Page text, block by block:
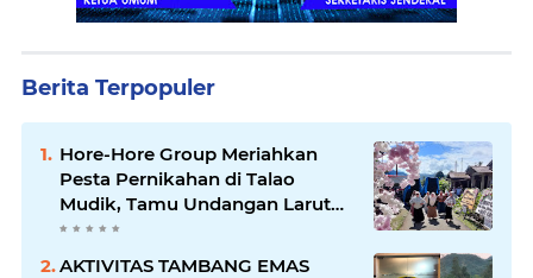
Berita Terpopuler
Hore-Hore Group Meriahkan
Pesta Pernikahan di Talao
Mudik, Tamu Undangan Larut
dalam Suasana Penuh
AKTIVITAS TAMBANG EMAS